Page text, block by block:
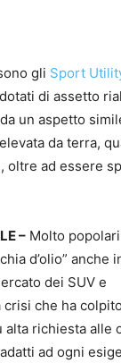
gli Sport
di assetto
un aspetto
da terra,
oltre ad essere
– Molto
d’olio” anche
dei SUV e
che ha colpito
alta richiesta alle
ad ogni